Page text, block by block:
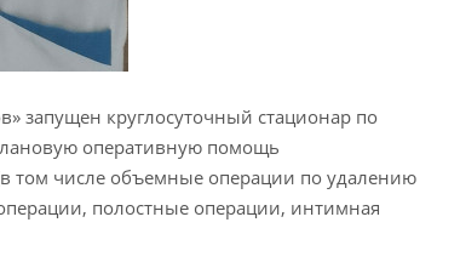
запущен круглосуточный стационар по
оперативную помощь
том числе объемные операции по удалению
полостные операции, интимная